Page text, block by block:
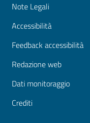
Note Legali
Accessibilità
Feedback accessibilità
Redazione web
Dati monitoraggio
Crediti